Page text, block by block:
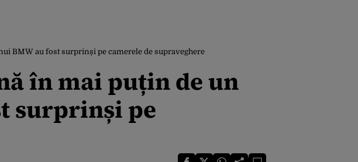
BMW au fost surprinși pe camerele de supraveghere
în mai puțin de un
surprinși pe